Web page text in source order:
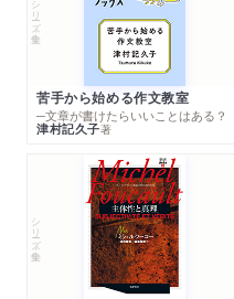
シリーズ・全集
苦手から始める作文教室
─文章が書けたらいいことはある？
津村記久子著
シリーズ・全集